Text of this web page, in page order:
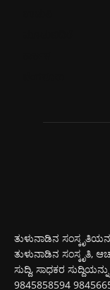
ತುಳುನಾಡಿನ
ತುಳುನಾಡಿನ ಸಂಸ್ಕೃತಿ,
ಸುದ್ದಿ, ಸಾಧಕರ
9845858594